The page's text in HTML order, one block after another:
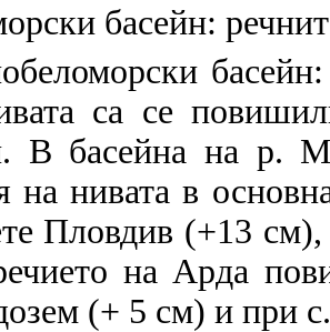
басейн:
са се
В басейна на р.
нивата в
Пловдив (+13
на Арда
(+ 5 см) и при